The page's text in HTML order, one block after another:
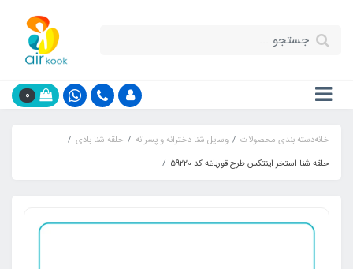
0
خانهدسته بندی محصولات وسایل شنا دخترانه و پسرانه
حلقه شنا بادی
حلقه شنا استخر اینتکس طرح قورباغه کد 59220